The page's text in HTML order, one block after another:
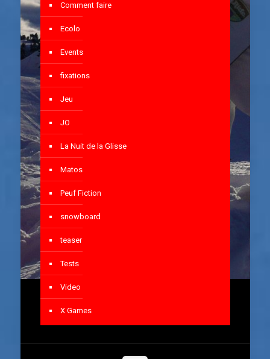
Comment faire
Ecolo
Events
fixations
Jeu
JO
La Nuit de la Glisse
Matos
Peuf Fiction
snowboard
teaser
Tests
Video
X Games